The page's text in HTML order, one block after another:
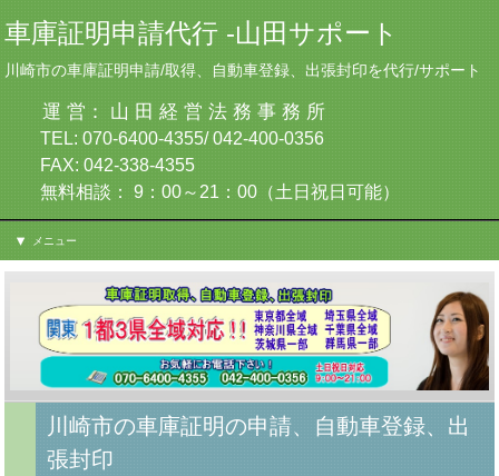
車庫証明申請代行 -山田サポート
川崎市の車庫証明申請/取得、自動車登録、出張封印を代行/サポート
運 営： 山 田 経 営 法 務 事 務 所
TEL: 070-6400-4355/ 042-400-0356
FAX: 042-338-4355
無料相談： 9：00～21：00（土日祝日可能）
メニュー
川崎市の車庫証明の申請、自動車登録、出
張封印